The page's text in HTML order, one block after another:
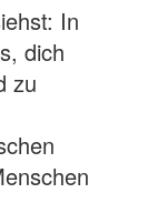
In
dich
zu